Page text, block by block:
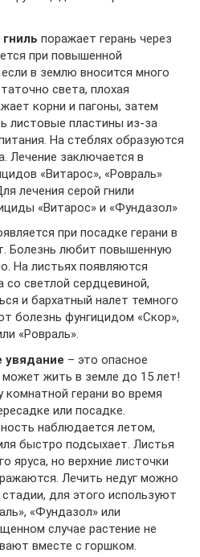
поражает герань через
при повышенной
в землю вносится много
света, плохая
корни и пагоны, затем
листовые пластины из-за
На стеблях образуются
Лечение заключается в
«Витарос», «Ровраль»
лечения серой гнили
«Витарос» и «Фундазол»
при посадке герани в
Болезнь любит повышенную
На листьях появляются
со светлой сердцевиной,
и бархатный налет темного
болезнь фунгицидом «Скор»,
«Ровраль».
увядание – это опасное
может жить в земле до 15 лет!
герани во время
или посадке.
наблюдается летом,
быстро подсыхает. Листья
яруса, но верхние листочки
Лечить недуг можно
для этого используют
«Фундазол» или
случае растение не
вместе с горшком.